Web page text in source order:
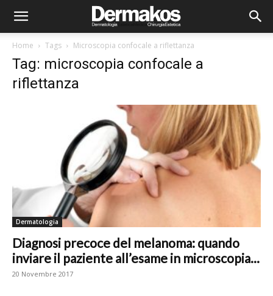
Home Tags Microscopia confocale a riflettanza
Tag: microscopia confocale a
riflettanza
Dermatologia
Diagnosi precoce del melanoma: quando
inviare il paziente all’esame in microscopia...
20 Novembre 2017